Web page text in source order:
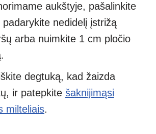
aukštyje, pašalinkite
nedidelį įstrižą
arba nuimkite 1 cm pločio
degtuką, kad žaizda
ir patepkite šaknijimąsi
milteliais.